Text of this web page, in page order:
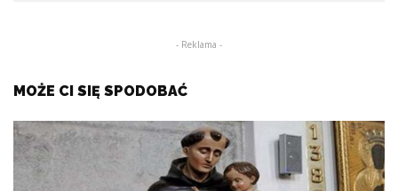
- Reklama -
MOŻE CI SIĘ SPODOBAĆ